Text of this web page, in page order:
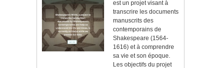
est un projet visant à
transcrire les documents
manuscrits des
contemporains de
Shakespeare (1564-
1616) et à comprendre
sa vie et son époque.
Les objectifs du projet